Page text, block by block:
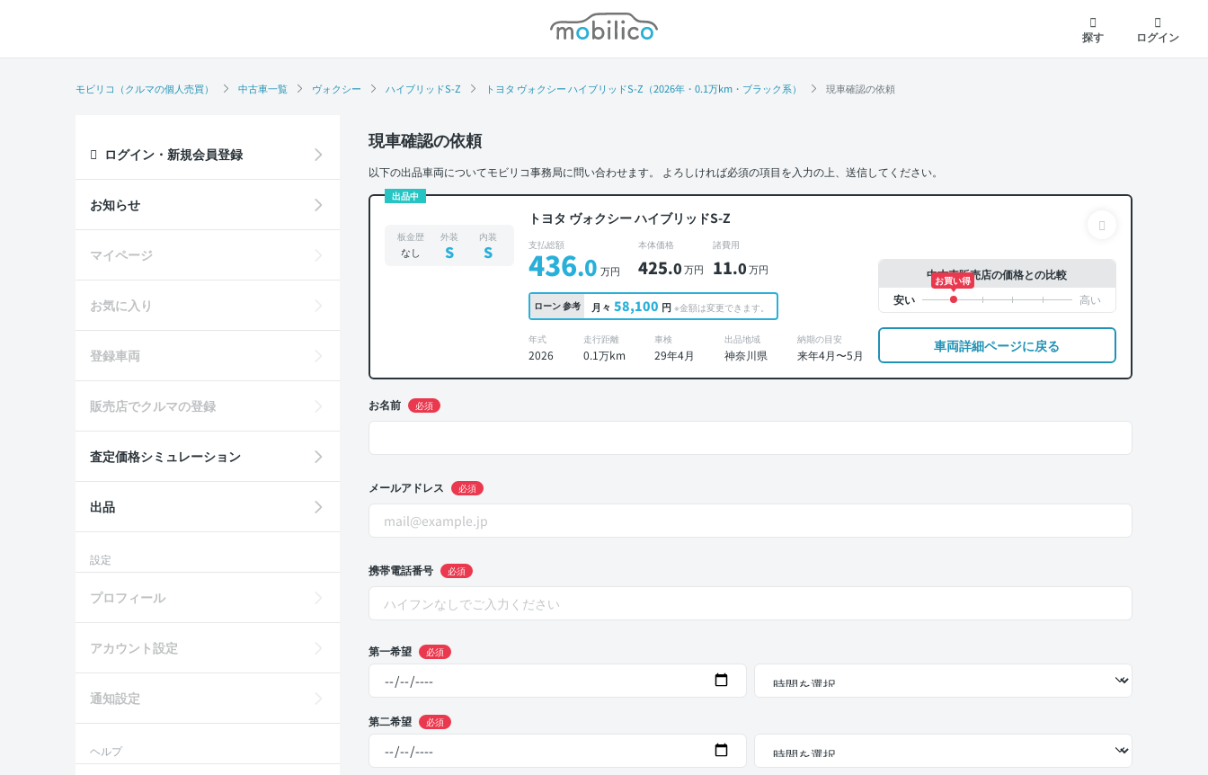
モビリコ
探す
ログイン
モビリコ（クルマの個人売買） 中古車一覧 ヴォクシー ハイブリッドS-Z トヨタ ヴォクシー ハイブリッドS-Z（2026年・0.1万km・ブラック系） 現車確認の依頼
現車確認の依頼
以下の出品車両についてモビリコ事務局に問い合わせます。 よろしければ必須の項目を入力の上、送信してください。
出品中
トヨタ ヴォクシー ハイブリッドS-Z
板金歴
なし
外装
S
内装
S 支払総額
436.0 万円
本体価格
425.0万円
諸費用
11.0万円
ローン参考 月々 58,100 円 ※金額は変更できます。
年式
2026
走行距離
0.1万km
車検
29年4月
出品地域
神奈川県
納期の目安
来年4月〜5月
中古車販売店の価格との比較
お買い得
車両詳細ページに戻る
お名前 必須
メールアドレス 必須
携帯電話番号 必須
第一希望 必須
第二希望 必須
ログイン・新規会員登録
お知らせ
マイページ
お気に入り
登録車両
販売店でクルマの登録
査定価格シミュレーション
出品
設定
プロフィール
アカウント設定
通知設定
ヘルプ